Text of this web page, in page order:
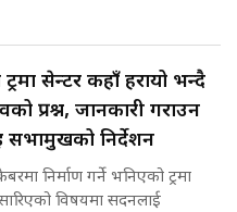
|| Cannabis legalized
९ दल एकजुट ||
Rabi, Gagan Stand
Page ||
||
कमाउने लोभमा घरबार नै
The Dark Side of
SIDHAKURA
सेन्टर कहाँ हरायो भन्दै
प्रश्न, जानकारी गराउन
सभामुखको निर्देशन
निर्माण गर्ने भनिएको ट्रमा
विषयमा सदनलाई